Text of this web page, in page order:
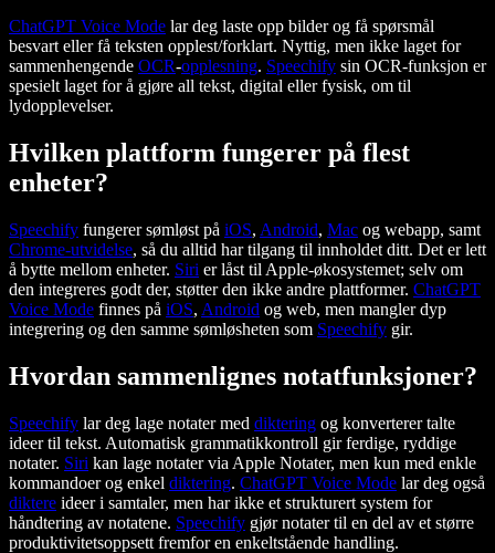
ChatGPT Voice Mode lar deg laste opp bilder og få spørsmål
besvart eller få teksten opplest/forklart. Nyttig, men ikke laget for
sammenhengende OCR-opplesning. Speechify sin OCR-funksjon er
spesielt laget for å gjøre all tekst, digital eller fysisk, om til
lydopplevelser.
Hvilken plattform fungerer på flest
enheter?
Speechify fungerer sømløst på iOS, Android, Mac og webapp, samt
Chrome-utvidelse, så du alltid har tilgang til innholdet ditt. Det er lett
å bytte mellom enheter. Siri er låst til Apple-økosystemet; selv om
den integreres godt der, støtter den ikke andre plattformer. ChatGPT
Voice Mode finnes på iOS, Android og web, men mangler dyp
integrering og den samme sømløsheten som Speechify gir.
Hvordan sammenlignes notatfunksjoner?
Speechify lar deg lage notater med diktering og konverterer talte
ideer til tekst. Automatisk grammatikkontroll gir ferdige, ryddige
notater. Siri kan lage notater via Apple Notater, men kun med enkle
kommandoer og enkel diktering. ChatGPT Voice Mode lar deg også
diktere ideer i samtaler, men har ikke et strukturert system for
håndtering av notatene. Speechify gjør notater til en del av et større
produktivitetsoppsett fremfor en enkeltstående handling.